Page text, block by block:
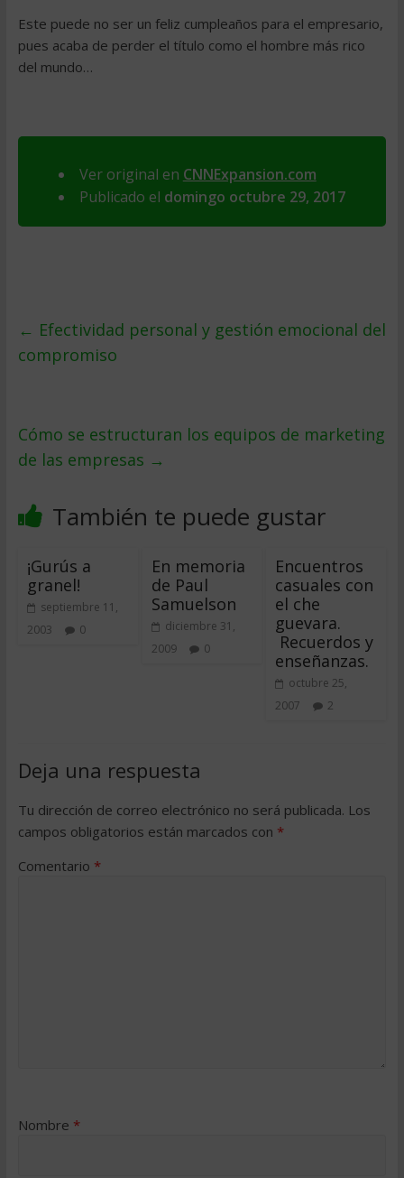
Este puede no ser un feliz cumpleaños para el empresario,
pues acaba de perder el título como el hombre más rico
del mundo…
Ver original en CNNExpansion.com
Publicado el domingo octubre 29, 2017
← Efectividad personal y gestión emocional del
compromiso
Cómo se estructuran los equipos de marketing
de las empresas →
También te puede gustar
¡Gurús a
granel!
septiembre 11,
2003
0
En memoria
de Paul
Samuelson
diciembre 31,
2009
0
Encuentros
casuales con
el che
guevara.
Recuerdos y
enseñanzas.
octubre 25,
2007
2
Deja una respuesta
Tu dirección de correo electrónico no será publicada. Los
campos obligatorios están marcados con *
Comentario *
Nombre *